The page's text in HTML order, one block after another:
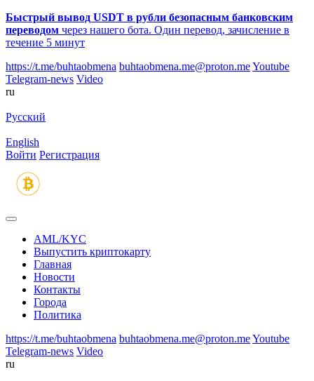
Быстрый вывод USDT в рубли безопасным банковским
переводом через нашего бота. Один перевод, зачисление в
течение 5 минут
https://t.me/buhtaobmena buhtaobmena.me@proton.meYoutube
Telegram-news Video
ru
Русский
English
Войти Регистрация
AML/KYC
Выпустить криптокарту
Главная
Новости
Контакты
Города
Политика
https://t.me/buhtaobmena buhtaobmena.me@proton.meYoutube
Telegram-news Video
ru